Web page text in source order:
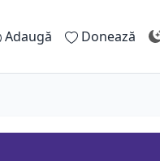
Adaugă Donează